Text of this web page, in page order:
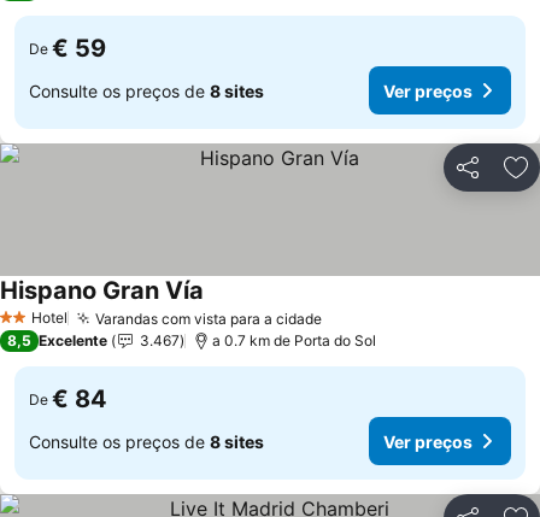
De € 59
Consulte os preços de 8 sites Ver preços
Partilhar
2 Estrelas
Hotel Varandas com vista para a cidade
Hispano Gran Vía
8,5 Excelente 3.467 a 0.7 km de Porta do Sol
De € 84
Consulte os preços de 8 sites Ver preços